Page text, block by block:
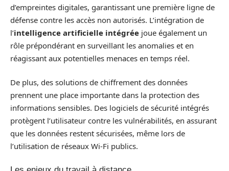
d’empreintes digitales, garantissant une première ligne de
défense contre les accès non autorisés. L’intégration de
l’intelligence artificielle intégrée joue également un
rôle prépondérant en surveillant les anomalies et en
réagissant aux potentielles menaces en temps réel.
De plus, des solutions de chiffrement des données
prennent une place importante dans la protection des
informations sensibles. Des logiciels de sécurité intégrés
protègent l’utilisateur contre les vulnérabilités, en assurant
que les données restent sécurisées, même lors de
l’utilisation de réseaux Wi-Fi publics.